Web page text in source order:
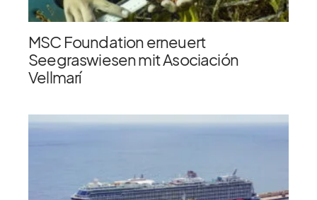
MSC Foundation erneuert
Seegraswiesen mit Asociación
Vellmarí